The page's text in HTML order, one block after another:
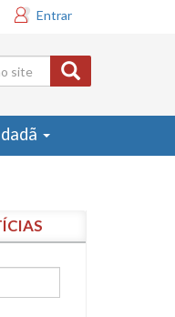
Entrar